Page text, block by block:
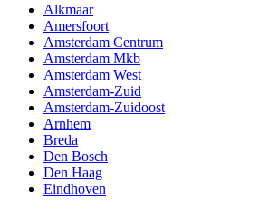
Alkmaar
Amersfoort
Amsterdam Centrum
Amsterdam Mkb
Amsterdam West
Amsterdam-Zuid
Amsterdam-Zuidoost
Arnhem
Breda
Den Bosch
Den Haag
Eindhoven